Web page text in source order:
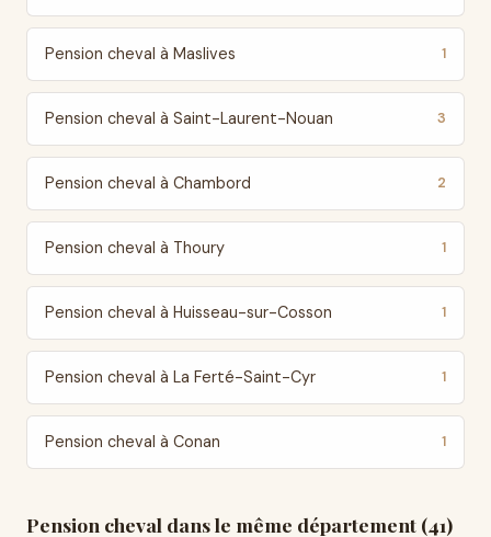
Pension cheval à Maslives 1
Pension cheval à Saint-Laurent-Nouan 3
Pension cheval à Chambord 2
Pension cheval à Thoury 1
Pension cheval à Huisseau-sur-Cosson 1
Pension cheval à La Ferté-Saint-Cyr 1
Pension cheval à Conan 1
Pension cheval dans le même département (41)